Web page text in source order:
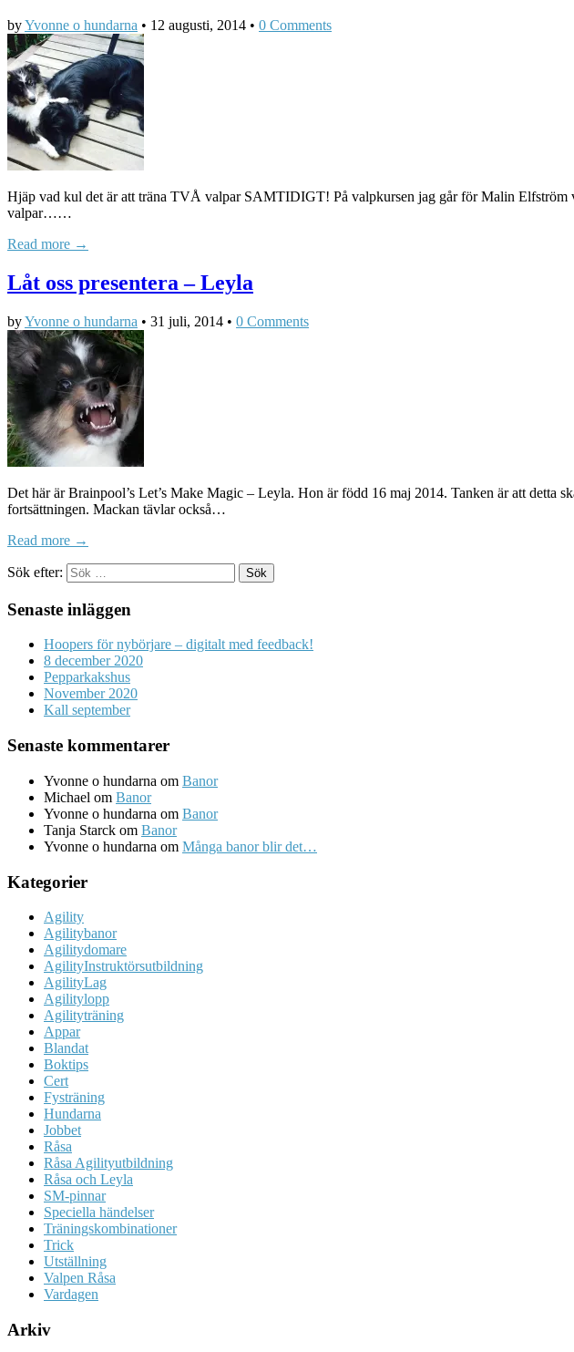
byYvonne o hundarna • 12 augusti, 2014 • 0 Comments
Hjäp vad kul det är att träna TVÅ valpar SAMTIDIGT! På valpkursen jag går för Malin Elfström
valpar……
Read more →
Låt oss presentera – Leyla
byYvonne o hundarna • 31 juli, 2014 • 0 Comments
Det här är Brainpool’s Let’s Make Magic – Leyla. Hon är född 16 maj 2014. Tanken är att
fortsättningen. Mackan tävlar också…
Read more →
Sök efter:
Senaste inläggen
Hoopers för nybörjare – digitalt med feedback!
8 december 2020
Pepparkakshus
November 2020
Kall september
Senaste kommentarer
Yvonne o hundarna om Banor
Michael om Banor
Yvonne o hundarna om Banor
Tanja Starck om Banor
Yvonne o hundarna om Många banor blir det…
Kategorier
Agility
Agilitybanor
Agilitydomare
AgilityInstruktörsutbildning
AgilityLag
Agilitylopp
Agilityträning
Appar
Blandat
Boktips
Cert
Fysträning
Hundarna
Jobbet
Råsa
Råsa Agilityutbildning
Råsa och Leyla
SM-pinnar
Speciella händelser
Träningskombinationer
Trick
Utställning
Valpen Råsa
Vardagen
Arkiv